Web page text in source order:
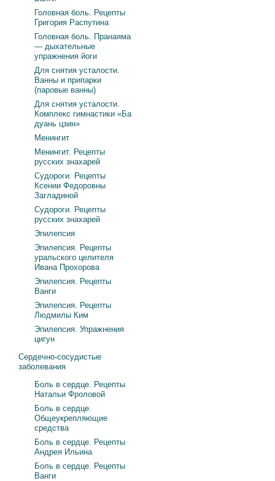
Головная боль. Рецепты
Григория Распутина
Головная боль. Пранаяма
— дыхательные
упражнения йоги
Для снятия усталости.
Ванны и припарки
(паровые ванны)
Для снятия усталости.
Комплекс гимнастики «Ба
дуань цзин»
Менингит
Менингит. Рецепты
русских знахарей
Судороги. Рецепты
Ксении Федоровны
Загладиной
Судороги. Рецепты
русских знахарей
Эпилепсия
Эпилепсия. Рецепты
уральского целителя
Ивана Прохорова
Эпилепсия. Рецепты
Ванги
Эпилепсия. Рецепты
Людмилы Ким
Эпилепсия. Упражнения
цигун
Сердечно-сосудистые
заболевания
Боль в сердце. Рецепты
Натальи Фроловой
Боль в сердце.
Общеукрепляющие
средства
Боль в сердце. Рецепты
Андрея Ильина
Боль в сердце. Рецепты
Ванги